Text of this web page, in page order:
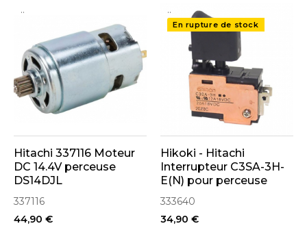
..
Hitachi 337116 Moteur
DC 14.4V perceuse
DS14DJL
337116
44,90 €
..
En rupture de stock
Hikoki - Hitachi
Interrupteur C3SA-3H-
E(N) pour perceuse
DS18DL, DS18DSDL,
DV18DMR (333640)
333640
34,90 €